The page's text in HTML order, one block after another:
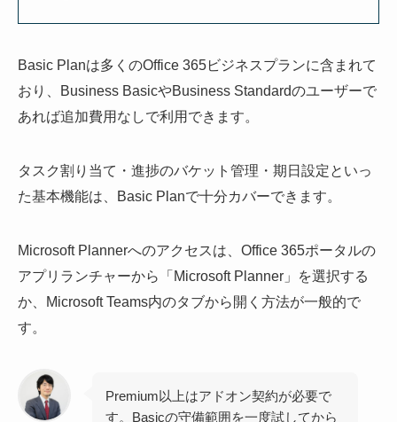
Basic Planは多くのOffice 365ビジネスプランに含まれて
おり、Business BasicやBusiness Standardのユーザーで
あれば追加費用なしで利用できます。
タスク割り当て・進捗のバケット管理・期日設定といっ
た基本機能は、Basic Planで十分カバーできます。
Microsoft Plannerへのアクセスは、Office 365ポータルの
アプリランチャーから「Microsoft Planner」を選択する
か、Microsoft Teams内のタブから開く方法が一般的で
す。
Premium以上はアドオン契約が必要で
す。Basicの守備範囲を一度試してから